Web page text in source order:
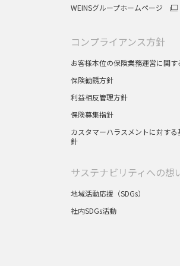
WEINSグループホームページ
コンプライアンス方針
お客様本位の保険業務運営に関す
保険勧誘方針
利益相反管理方針
保険募集指針
カスタマーハラスメントに対する
針
サステナビリティへの想
地域活動応援（SDGs）
社内SDGs活動